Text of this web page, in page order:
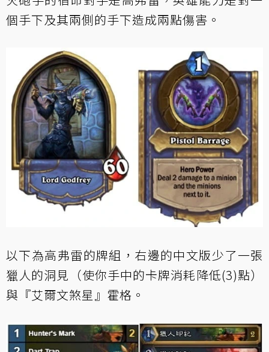
個手下及其兩側的手下造成兩點傷害。
以下為高弗雷的牌組，右邊的中文版少了一張
獵人的洞見（使你手中的卡牌消耗降低(3)點）
與『艾爾文煞星』霍格。